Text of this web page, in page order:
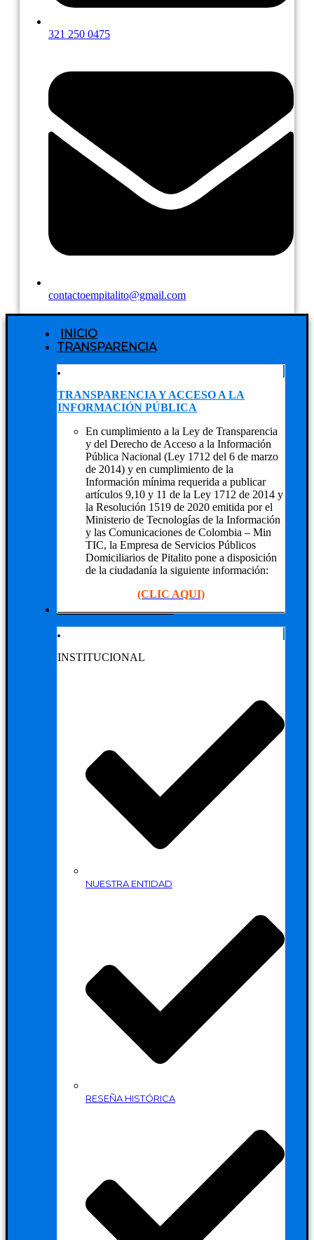
321 250 0475
contactoempitalito@gmail.com
INICIO
TRANSPARENCIA
TRANSPARENCIA Y ACCESO A LA
INFORMACIÓN PÚBLICA
En cumplimiento a la Ley de Transparencia
y del Derecho de Acceso a la Información
Pública Nacional (Ley 1712 del 6 de marzo
de 2014) y en cumplimiento de la
Información mínima requerida a publicar
artículos 9,10 y 11 de la Ley 1712 de 2014 y
la Resolución 1519 de 2020 emitida por el
Ministerio de Tecnologías de la Información
y las Comunicaciones de Colombia – Min
TIC, la Empresa de Servicios Públicos
Domiciliarios de Pitalito pone a disposición
de la ciudadanía la siguiente información:
(CLIC AQUI)
NUESTRA EMPRESA
INSTITUCIONAL
NUESTRA ENTIDAD
RESEÑA HISTÓRICA